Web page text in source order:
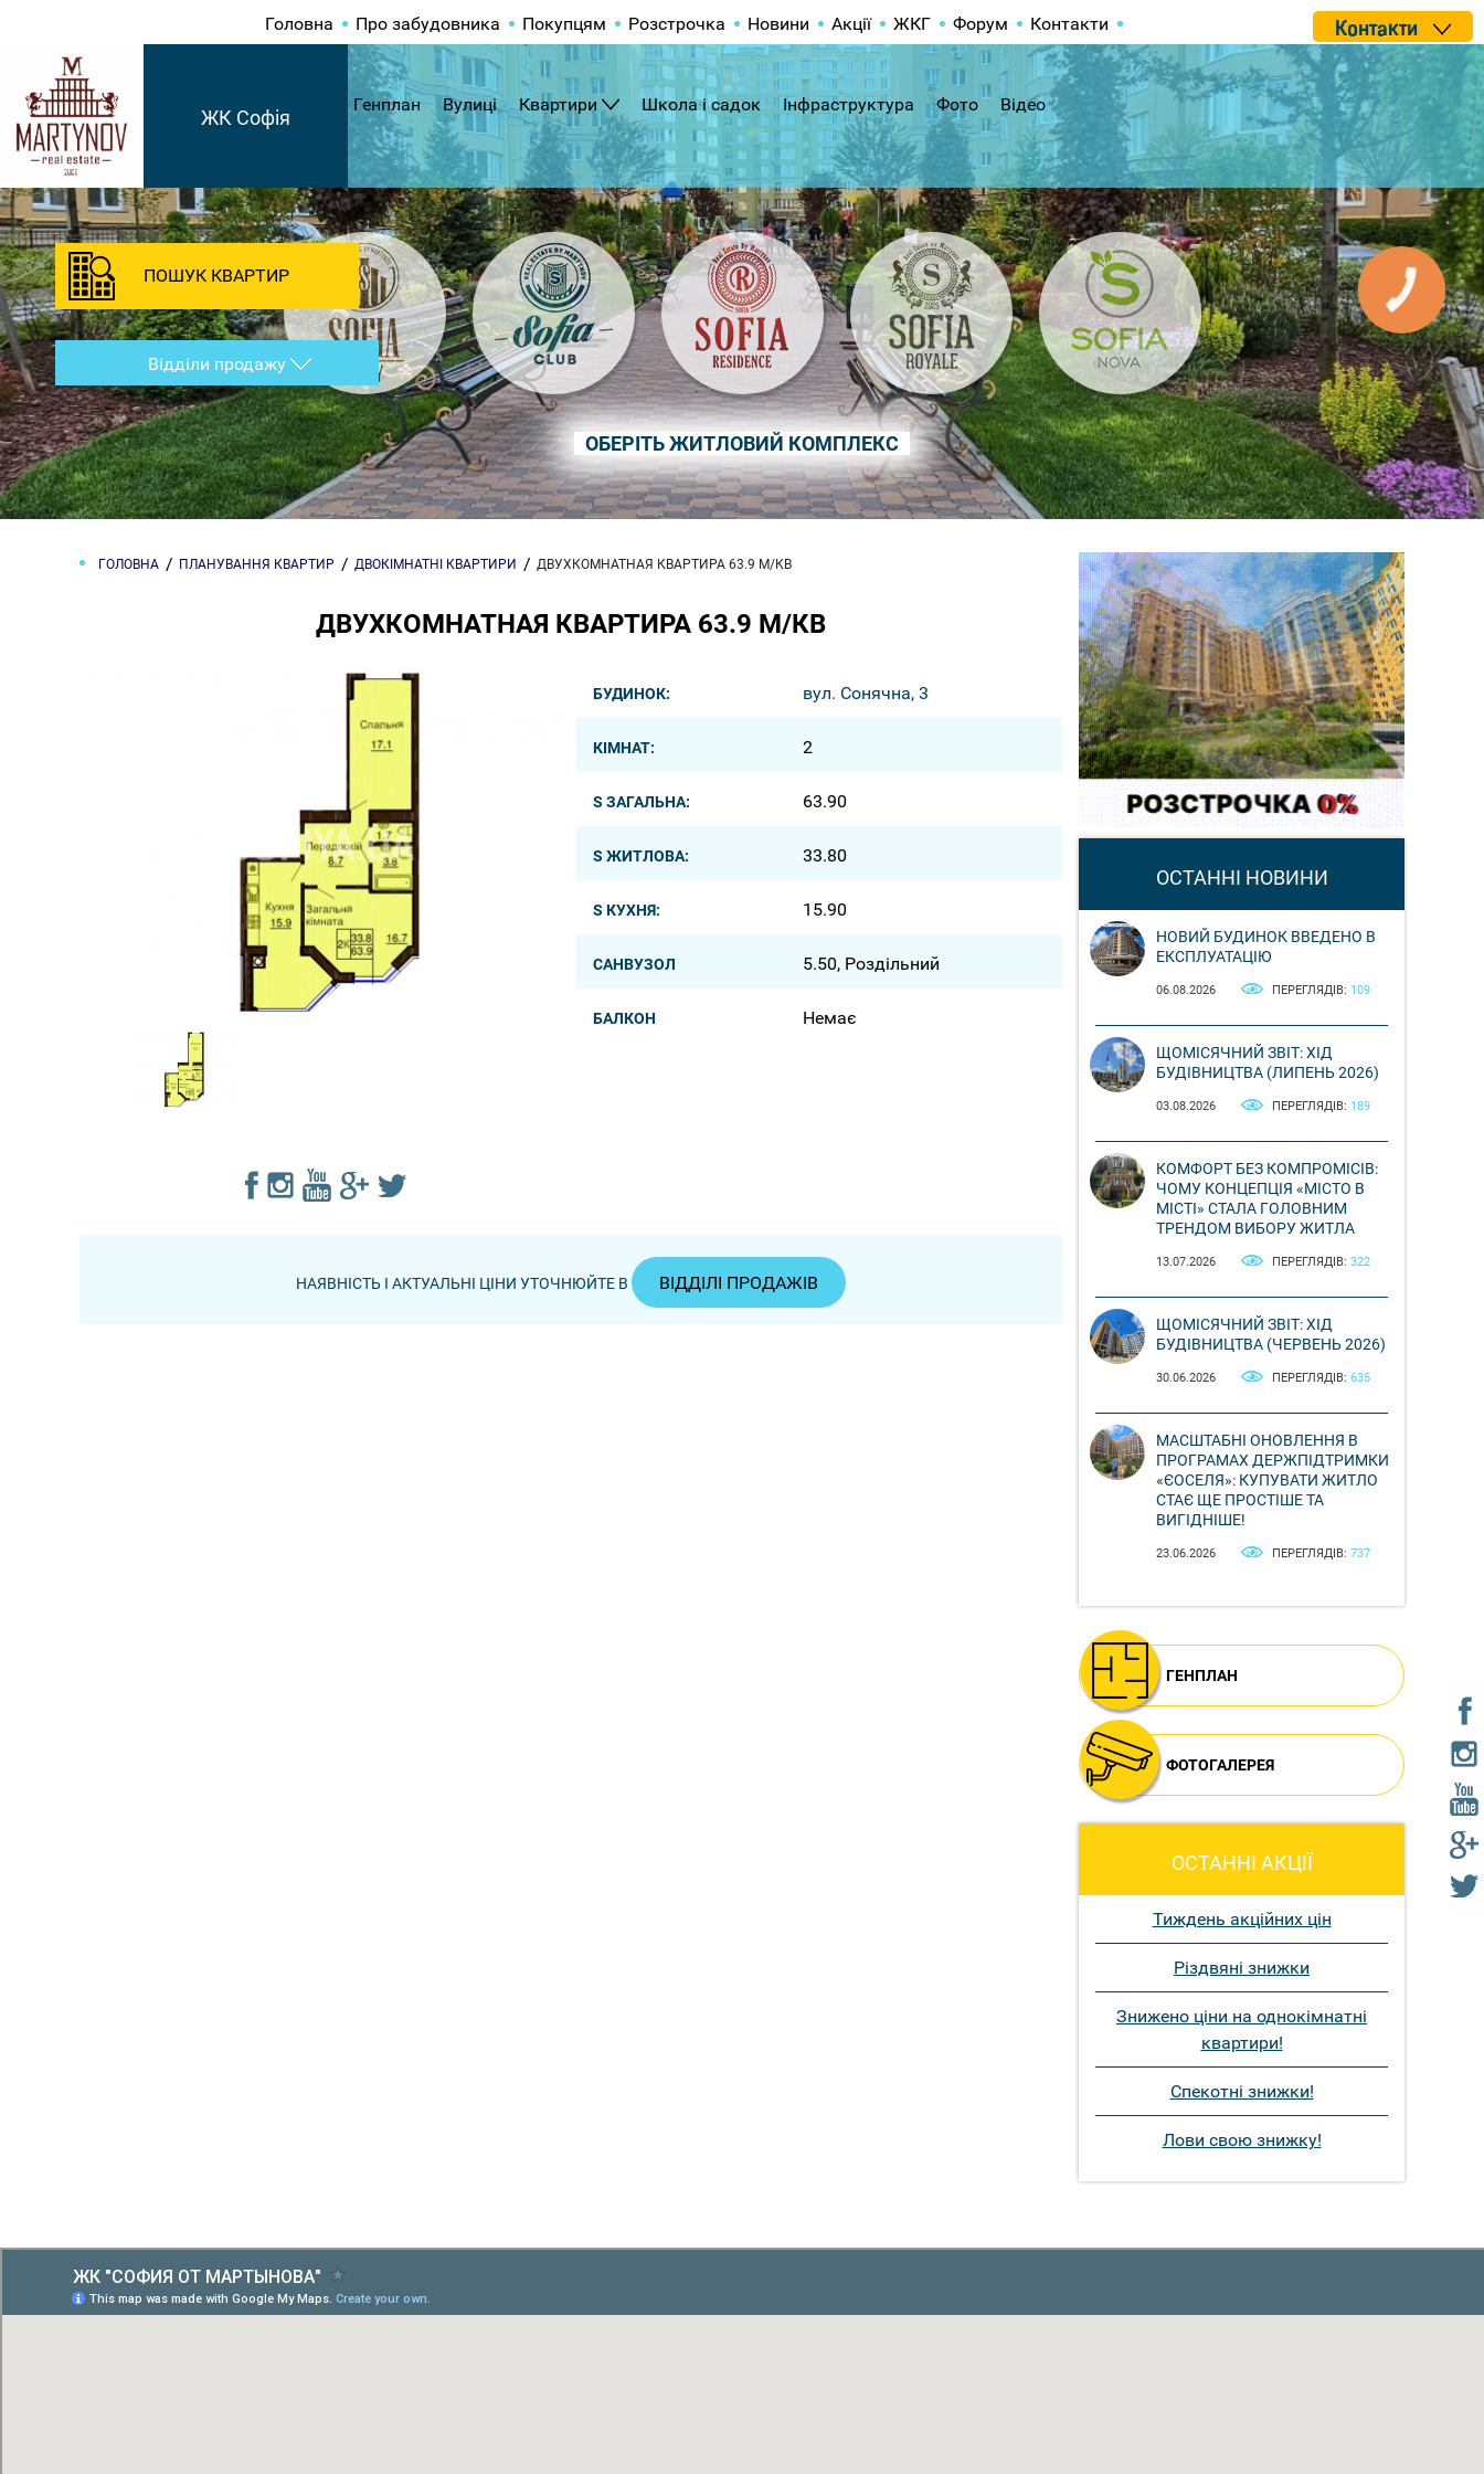
ОБЕРІТЬ ЖИТЛОВИЙ КОМПЛЕКС
Головна Про забудовника Покупцям Розстрочка Новини Акції ЖКГ Форум Контакти Контакти
ЖК Софія
Генплан Вулиці Квартири Школа і садок Інфраструктура Фото Відео
ПОШУК КВАРТИР
Відділи продажу
ГОЛОВНА ПЛАНУВАННЯ КВАРТИР ДВОКІМНАТНІ КВАРТИРИ ДВУХКОМНАТНАЯ КВАРТИРА 63.9 М/КВ
ДВУХКОМНАТНАЯ КВАРТИРА 63.9 М/КВ
БУДИНОК: вул. Сонячна, 3
КІМНАТ: 2
S ЗАГАЛЬНА: 63.90
S ЖИТЛОВА: 33.80
S КУХНЯ: 15.90
САНВУЗОЛ 5.50, Роздільний
БАЛКОН Немає
НАЯВНІСТЬ І АКТУАЛЬНІ ЦІНИ УТОЧНЮЙТЕ В ВІДДІЛІ ПРОДАЖІВ
ОСТАННІ НОВИНИ
НОВИЙ БУДИНОК ВВЕДЕНО В
ЕКСПЛУАТАЦІЮ
06.08.2026 ПЕРЕГЛЯДІВ: 109
ЩОМІСЯЧНИЙ ЗВІТ: ХІД
БУДІВНИЦТВА (ЛИПЕНЬ 2026)
03.08.2026 ПЕРЕГЛЯДІВ: 189
КОМФОРТ БЕЗ КОМПРОМІСІВ:
ЧОМУ КОНЦЕПЦІЯ «МІСТО В
МІСТІ» СТАЛА ГОЛОВНИМ
ТРЕНДОМ ВИБОРУ ЖИТЛА
13.07.2026 ПЕРЕГЛЯДІВ: 322
ЩОМІСЯЧНИЙ ЗВІТ: ХІД
БУДІВНИЦТВА (ЧЕРВЕНЬ 2026)
30.06.2026 ПЕРЕГЛЯДІВ: 635
МАСШТАБНІ ОНОВЛЕННЯ В
ПРОГРАМАХ ДЕРЖПІДТРИМКИ
«ЄОСЕЛЯ»: КУПУВАТИ ЖИТЛО
СТАЄ ЩЕ ПРОСТІШЕ ТА
ВИГІДНІШЕ!
23.06.2026 ПЕРЕГЛЯДІВ: 737
ГЕНПЛАН
ФОТОГАЛЕРЕЯ
ОСТАННІ АКЦІЇ
Тиждень акційних цін
Різдвяні знижки
Знижено ціни на однокімнатні
квартири!
Спекотні знижки!
Лови свою знижку!